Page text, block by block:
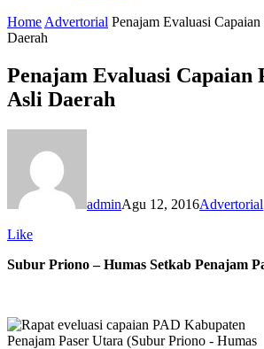
Home Advertorial Penajam Evaluasi
Daerah
Penajam Evaluasi Capaian
Asli Daerah
adminAgu 12, 2016Advertorial
Like
Subur Priono – Humas Setkab Penajam